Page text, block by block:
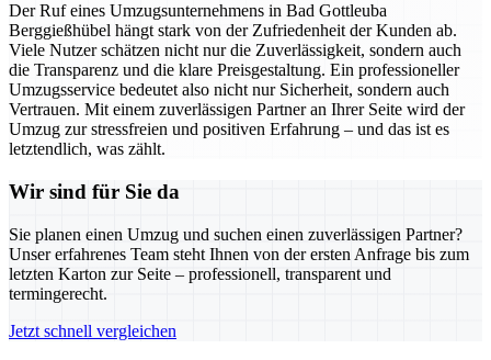
Der Ruf eines Umzugsunternehmens in Bad Gottleuba
Berggießhübel hängt stark von der Zufriedenheit der Kunden ab.
Viele Nutzer schätzen nicht nur die Zuverlässigkeit, sondern auch
die Transparenz und die klare Preisgestaltung. Ein professioneller
Umzugsservice bedeutet also nicht nur Sicherheit, sondern auch
Vertrauen. Mit einem zuverlässigen Partner an Ihrer Seite wird der
Umzug zur stressfreien und positiven Erfahrung – und das ist es
letztendlich, was zählt.
Wir sind für Sie da
Sie planen einen Umzug und suchen einen zuverlässigen Partner?
Unser erfahrenes Team steht Ihnen von der ersten Anfrage bis zum
letzten Karton zur Seite – professionell, transparent und
termingerecht.
Jetzt schnell vergleichen